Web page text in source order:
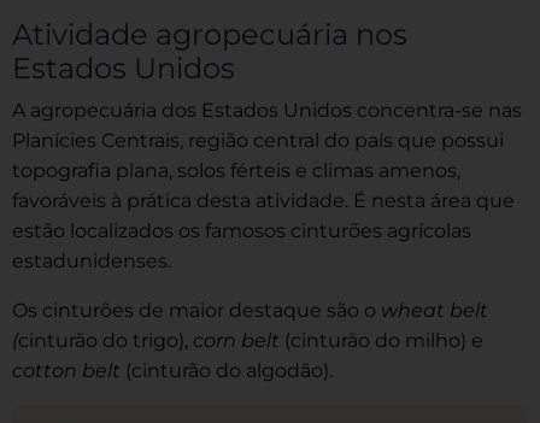
Atividade agropecuária nos
Estados Unidos
A agropecuária dos Estados Unidos concentra-se nas
Planícies Centrais, região central do país que possui
topografia plana, solos férteis e climas amenos,
favoráveis à prática desta atividade. É nesta área que
estão localizados os famosos cinturões agrícolas
estadunidenses.
Os cinturões de maior destaque são o wheat belt
(cinturão do trigo), corn belt (cinturão do milho) e
cotton belt (cinturão do algodão).